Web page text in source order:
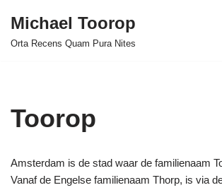
Ga
Michael Toorop
Orta Recens Quam Pura Nites
Toorop
Amsterdam is de stad waar de familienaam
Vanaf de Engelse familienaam Thorp, is via